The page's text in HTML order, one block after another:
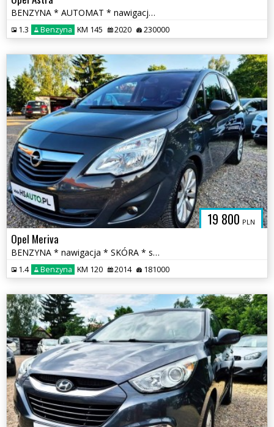
BENZYNA * AUTOMAT * nawigacja * super * okazja * polecamy
1.3 Benzyna KM 145 2020 230000
19 800 PLN
Opel Meriva
BENZYNA * nawigacja * SKÓRA * serwis ASO Opel * grzane fotele
1.4 Benzyna KM 120 2014 181000